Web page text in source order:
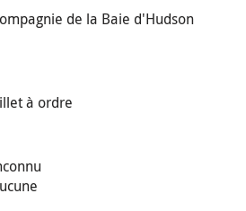
de la Baie d'Hudson
à ordre